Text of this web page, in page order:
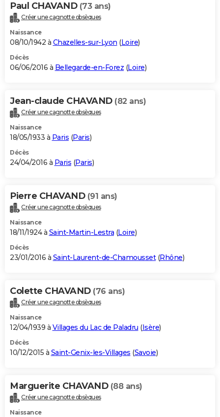
Paul CHAVAND (73 ans)
Créer une cagnotte obsèques
Naissance
08/10/1942 à Chazelles-sur-Lyon (Loire)
Décès
06/06/2016 à Bellegarde-en-Forez (Loire)
Jean-claude CHAVAND (82 ans)
Créer une cagnotte obsèques
Naissance
18/05/1933 à Paris (Paris)
Décès
24/04/2016 à Paris (Paris)
Pierre CHAVAND (91 ans)
Créer une cagnotte obsèques
Naissance
18/11/1924 à Saint-Martin-Lestra (Loire)
Décès
23/01/2016 à Saint-Laurent-de-Chamousset(Rhône)
Colette CHAVAND (76 ans)
Créer une cagnotte obsèques
Naissance
12/04/1939 à Villages du Lac de Paladru (Isère)
Décès
10/12/2015 à Saint-Genix-les-Villages (Savoie)
Marguerite CHAVAND (88 ans)
Créer une cagnotte obsèques
Naissance